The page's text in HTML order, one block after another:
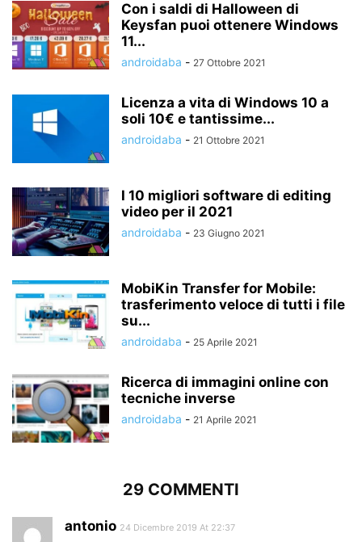
Con i saldi di Halloween di
Keysfan puoi ottenere Windows
11...
androidaba - 27 Ottobre 2021
Licenza a vita di Windows 10 a
soli 10€ e tantissime...
androidaba - 21 Ottobre 2021
I 10 migliori software di editing
video per il 2021
androidaba - 23 Giugno 2021
MobiKin Transfer for Mobile:
trasferimento veloce di tutti i file
su...
androidaba - 25 Aprile 2021
Ricerca di immagini online con
tecniche inverse
androidaba - 21 Aprile 2021
29 COMMENTI
antonio 24 Dicembre 2019 At 22:37